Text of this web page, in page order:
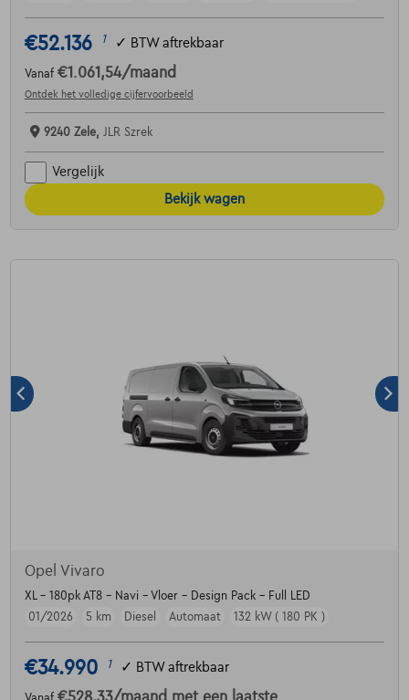
€52.136 1 ✓ BTW aftrekbaar
Vanaf €1.061,54/maand
Ontdek het volledige cijfervoorbeeld
9240 Zele, JLR Szrek
Vergelijk
Bekijk wagen
Opel Vivaro
XL - 180pk AT8 - Navi - Vloer - Design Pack - Full LED
01/2026
5 km Diesel Automaat 132 kW ( 180 PK )
€34.990 1 ✓ BTW aftrekbaar